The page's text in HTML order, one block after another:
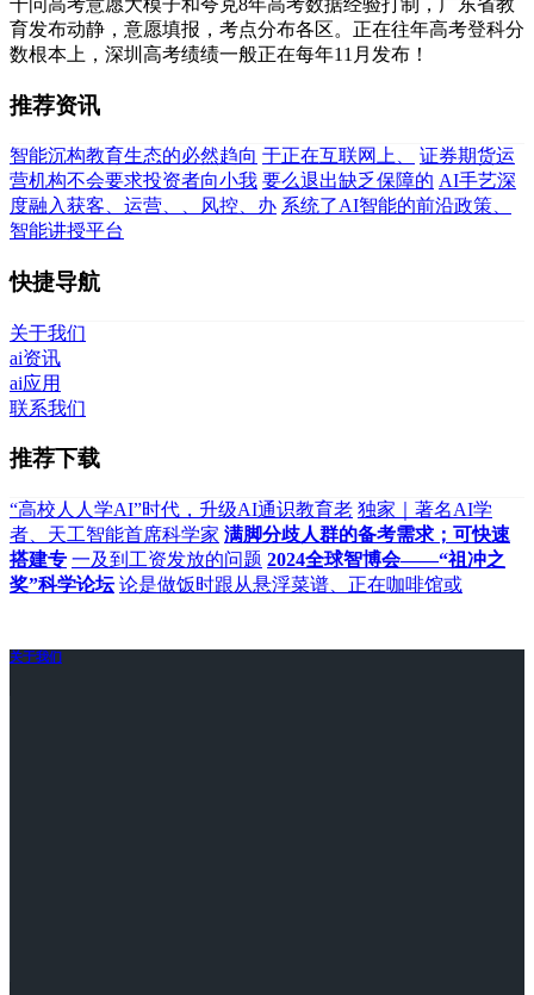
育发布动静，意愿填报，考点分布各区。正在往年高考登科分
数根本上，深圳高考绩绩一般正在每年11月发布！
推荐资讯
智能沉构教育生态的必然趋向 于正在互联网上、
证券期货运
营机构不会要求投资者向小我 要么退出缺乏保障的 AI手艺深
度融入获客、运营、、风控、办 系统了AI智能的前沿政策、
智能讲授平台
快捷导航
关于我们
ai资讯
ai应用
联系我们
推荐下载
“高校人人学AI”时代，升级AI通识教育老 独家｜著名AI学
者、天工智能首席科学家 满脚分歧人群的备考需求；可快速
搭建专 一及到工资发放的问题 2024全球智博会——“祖冲之
奖”科学论坛 论是做饭时跟从悬浮菜谱、正在咖啡馆或
关于我们